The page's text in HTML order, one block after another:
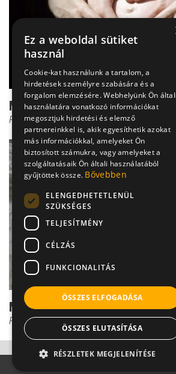
Magzati szívritmuszavar
Prof. Dr. Kádár Krisztina
Magzati szívritmuszavar
Prof. Dr. Kádár Krisztina
Ez a weboldal sütiket
használ
Cookie-kat használunk a tartalom, a
hirdetések személyre szabására és a
forgalom elemzésére. Webhelyünk Ön általi
használatára vonatkozó információkat
megosztjuk hirdetési és elemző
partnereinkkel is, akik egyesíthetik azokat
más információkkal, amelyeket Ön
biztosított számukra, vagy amelyeket a
szolgáltatásaik Ön általi használatából
gyűjtöttek össze. Bővebben
ELENGEDHETETLENÜL
SZÜKSÉGES
TELJESÍTMÉNY
CÉLZÁS
FUNKCIONALITÁS
ÖSSZES ELFOGADÁSA
ÖSSZES ELUTASÍTÁSA
RÉSZLETEK MEGJELENÍTÉSE